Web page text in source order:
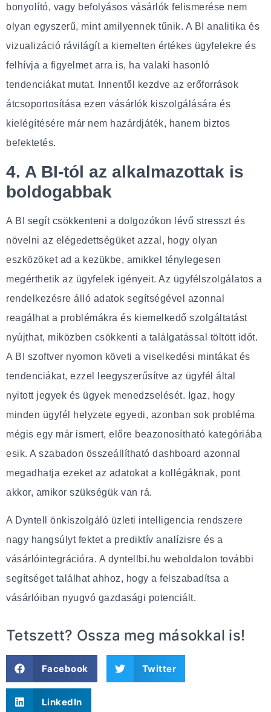
bonyolító, vagy befolyásos vásárlók felismerése nem
olyan egyszerű, mint amilyennek tűnik. A BI analitika és
vizualizáció rávilágít a kiemelten értékes ügyfelekre és
felhívja a figyelmet arra is, ha valaki hasonló
tendenciákat mutat. Innentől kezdve az erőforrások
átcsoportosítása ezen vásárlók kiszolgálására és
kielégítésére már nem hazárdjáték, hanem biztos
befektetés.
4. A BI-tól az alkalmazottak is
boldogabbak
A BI segít csökkenteni a dolgozókon lévő stresszt és
növelni az elégedettségüket azzal, hogy olyan
eszközöket ad a kezükbe, amikkel ténylegesen
megérthetik az ügyfelek igényeit. Az ügyfélszolgálatos a
rendelkezésre álló adatok segítségével azonnal
reagálhat a problémákra és kiemelkedő szolgáltatást
nyújthat, miközben csökkenti a találgatással töltött időt.
A BI szoftver nyomon követi a viselkedési mintákat és
tendenciákat, ezzel leegyszerűsítve az ügyfél által
nyitott jegyek és ügyek menedzselését. Igaz, hogy
minden ügyfél helyzete egyedi, azonban sok probléma
mégis egy már ismert, előre beazonosítható kategóriába
esik. A szabadon összeállítható dashboard azonnal
megadhatja ezeket az adatokat a kollégáknak, pont
akkor, amikor szükségük van rá.
A Dyntell önkiszolgáló üzleti intelligencia rendszere
nagy hangsúlyt fektet a prediktív analízisre és a
vásárlóintegrációra. A dyntellbi.hu weboldalon további
segítséget találhat ahhoz, hogy a felszabadítsa a
vásárlóiban nyugvó gazdasági potenciált.
Tetszett? Ossza meg másokkal is!
Facebook Twitter
LinkedIn